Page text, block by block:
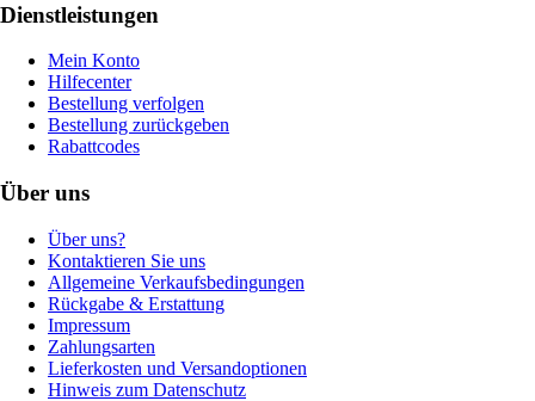
Dienstleistungen
Mein Konto
Hilfecenter
Bestellung verfolgen
Bestellung zurückgeben
Rabattcodes
Über uns
Über uns?
Kontaktieren Sie uns
Allgemeine Verkaufsbedingungen
Rückgabe & Erstattung
Impressum
Zahlungsarten
Lieferkosten und Versandoptionen
Hinweis zum Datenschutz